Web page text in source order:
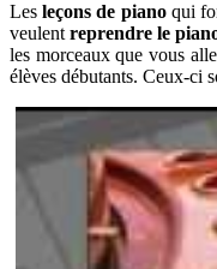
Lesleçons de pianoqui
veulentreprendre le
les morceaux que vous
élèves débutants. Ceux-ci